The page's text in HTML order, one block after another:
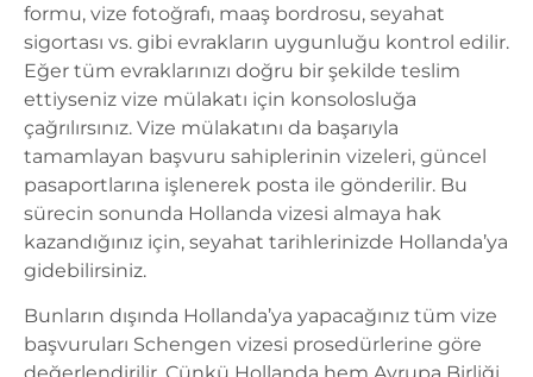
formu, vize fotoğrafı, maaş bordrosu, seyahat
sigortası vs. gibi evrakların uygunluğu kontrol edilir.
Eğer tüm evraklarınızı doğru bir şekilde teslim
ettiyseniz vize mülakatı için konsolosluğa
çağrılırsınız. Vize mülakatını da başarıyla
tamamlayan başvuru sahiplerinin vizeleri, güncel
pasaportlarına işlenerek posta ile gönderilir. Bu
sürecin sonunda Hollanda vizesi almaya hak
kazandığınız için, seyahat tarihlerinizde Hollanda’ya
gidebilirsiniz.
Bunların dışında Hollanda’ya yapacağınız tüm vize
başvuruları Schengen vizesi prosedürlerine göre